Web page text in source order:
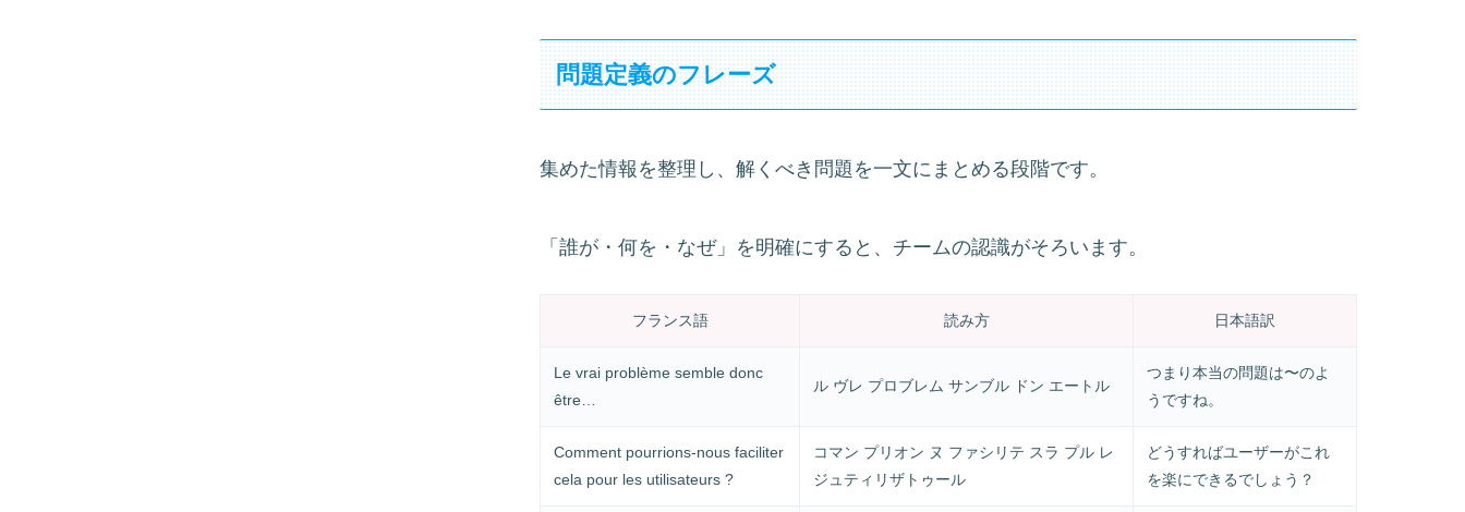
問題定義のフレーズ
集めた情報を整理し、解くべき問題を一文にまとめる段階です。
「誰が・何を・なぜ」を明確にすると、チームの認識がそろいます。
フランス語 読み方 日本語訳
Le vrai problème semble donc
être…
ル ヴレ プロブレム サンブル ドン エートル
つまり本当の問題は〜のよ
うですね。
Comment pourrions-nous faciliter
cela pour les utilisateurs ?
コマン プリオン ヌ ファシリテ スラ プル レ
ジュティリザトゥール
どうすればユーザーがこれ
を楽にできるでしょう？